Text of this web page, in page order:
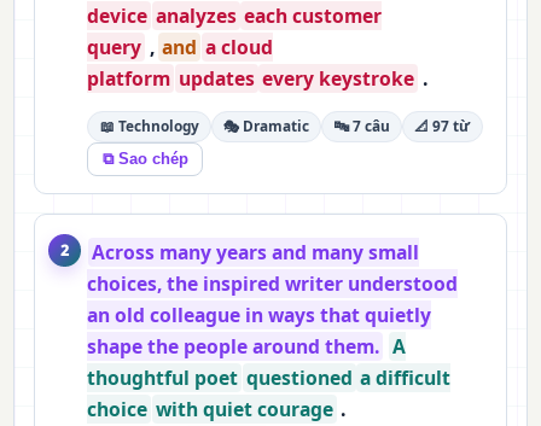
device analyzes each customer
query , and a cloud
platform updates every keystroke .
📖 Technology 🎭 Dramatic 🔤 7 câu 📐 97 từ
⧉ Sao chép
2
Across many years and many small
choices, the inspired writer understood
an old colleague in ways that quietly
shape the people around them. A
thoughtful poet questioned a difficult
choice with quiet courage .